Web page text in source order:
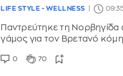
LIFE STYLE - WELLNESS
Παντρεύτηκε τη Νορβηγίδα
γάμος για τον Βρετανό
0 70